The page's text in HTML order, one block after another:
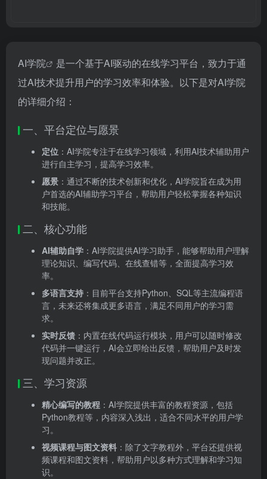
AI学院
是一个基于AI驱动的在线学习平台，致力于通
过AI技术提升用户的学习效率和体验。以下是对AI学院
的详细介绍：
一、平台定位与愿景
定位 ：AI学院专注于在线学习领域，利用AI技术辅助用户
进行自主学习，提高学习效率。
愿景 ：通过不断的技术创新和优化，AI学院旨在成为用
户首选的AI辅助学习平台，帮助用户轻松掌握各种知识
和技能。
二、核心功能
AI辅助自学 ：AI学院提供AI学习助手，能够帮助用户理解
理论知识、编写代码、在线查错等，全面提高学习效
率。
多语言支持 ：目前平台支持Python、SQL等主流编程语
言，未来还将集成更多语言，满足不同用户的学习需
求。
实时反馈 ：内置在线代码运行模块，用户可以随时修改
代码并一键运行，AI会立即给出反馈，帮助用户及时发
现问题并改正。
三、学习资源
精心编写的教程 ：AI学院提供丰富的教程资源，包括
Python教程等，内容深入浅出，适合不同水平的用户学
习。
视频课程与图文资料 ：除了文字教程外，平台还提供视
频课程和图文资料，帮助用户以多种方式理解和学习知
识。